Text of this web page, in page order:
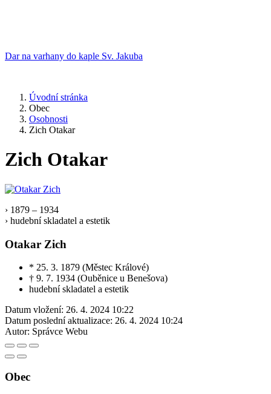
Dar na varhany do kaple Sv. Jakuba
Úvodní stránka
Obec
Osobnosti
Zich Otakar
Zich Otakar
› 1879 – 1934
› hudební skladatel a estetik
Otakar Zich
* 25. 3. 1879 (Městec Králové)
† 9. 7. 1934 (Ouběnice u Benešova)
hudební skladatel a estetik
Datum vložení: 26. 4. 2024 10:22
Datum poslední aktualizace: 26. 4. 2024 10:24
Autor: Správce Webu
Obec